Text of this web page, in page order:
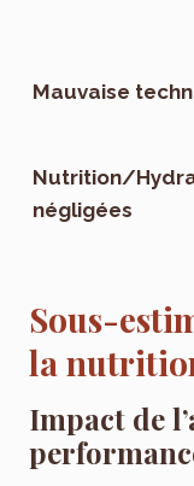
Mauvaise
Nutrition/
négligées
Sous-
la
Impact de